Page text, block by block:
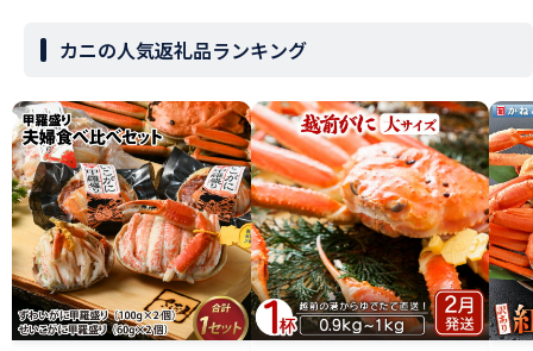
カニの人気返礼品ランキング